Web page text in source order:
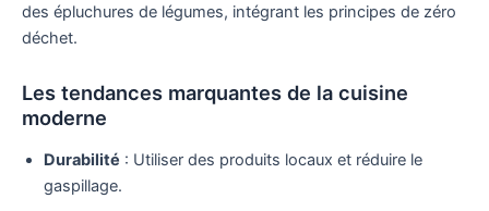
des épluchures de légumes, intégrant les principes de zéro
déchet.
Les tendances marquantes de la cuisine
moderne
Durabilité : Utiliser des produits locaux et réduire le
gaspillage.